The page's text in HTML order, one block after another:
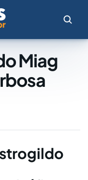
Miag